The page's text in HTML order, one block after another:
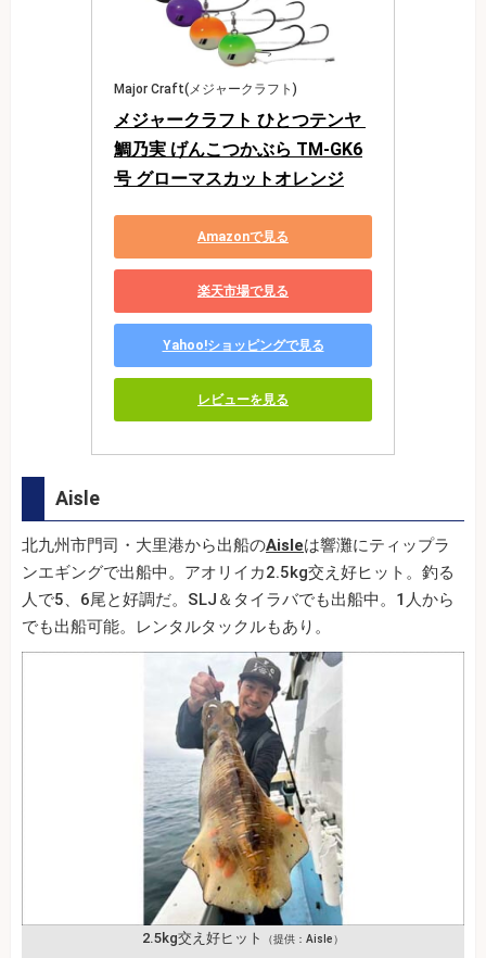
Major Craft(メジャークラフト)
メジャークラフト ひとつテンヤ
鯛乃実 げんこつかぶら TM-GK6
号 グローマスカットオレンジ
Amazonで見る
楽天市場で見る
Yahoo!ショッピングで見る
レビューを見る
Aisle
北九州市門司・大里港から出船のAisleは響灘にティップラ
ンエギングで出船中。アオリイカ2.5kg交え好ヒット。釣る
人で5、6尾と好調だ。SLJ＆タイラバでも出船中。1人から
でも出船可能。レンタルタックルもあり。
2.5kg交え好ヒット （提供：Aisle）